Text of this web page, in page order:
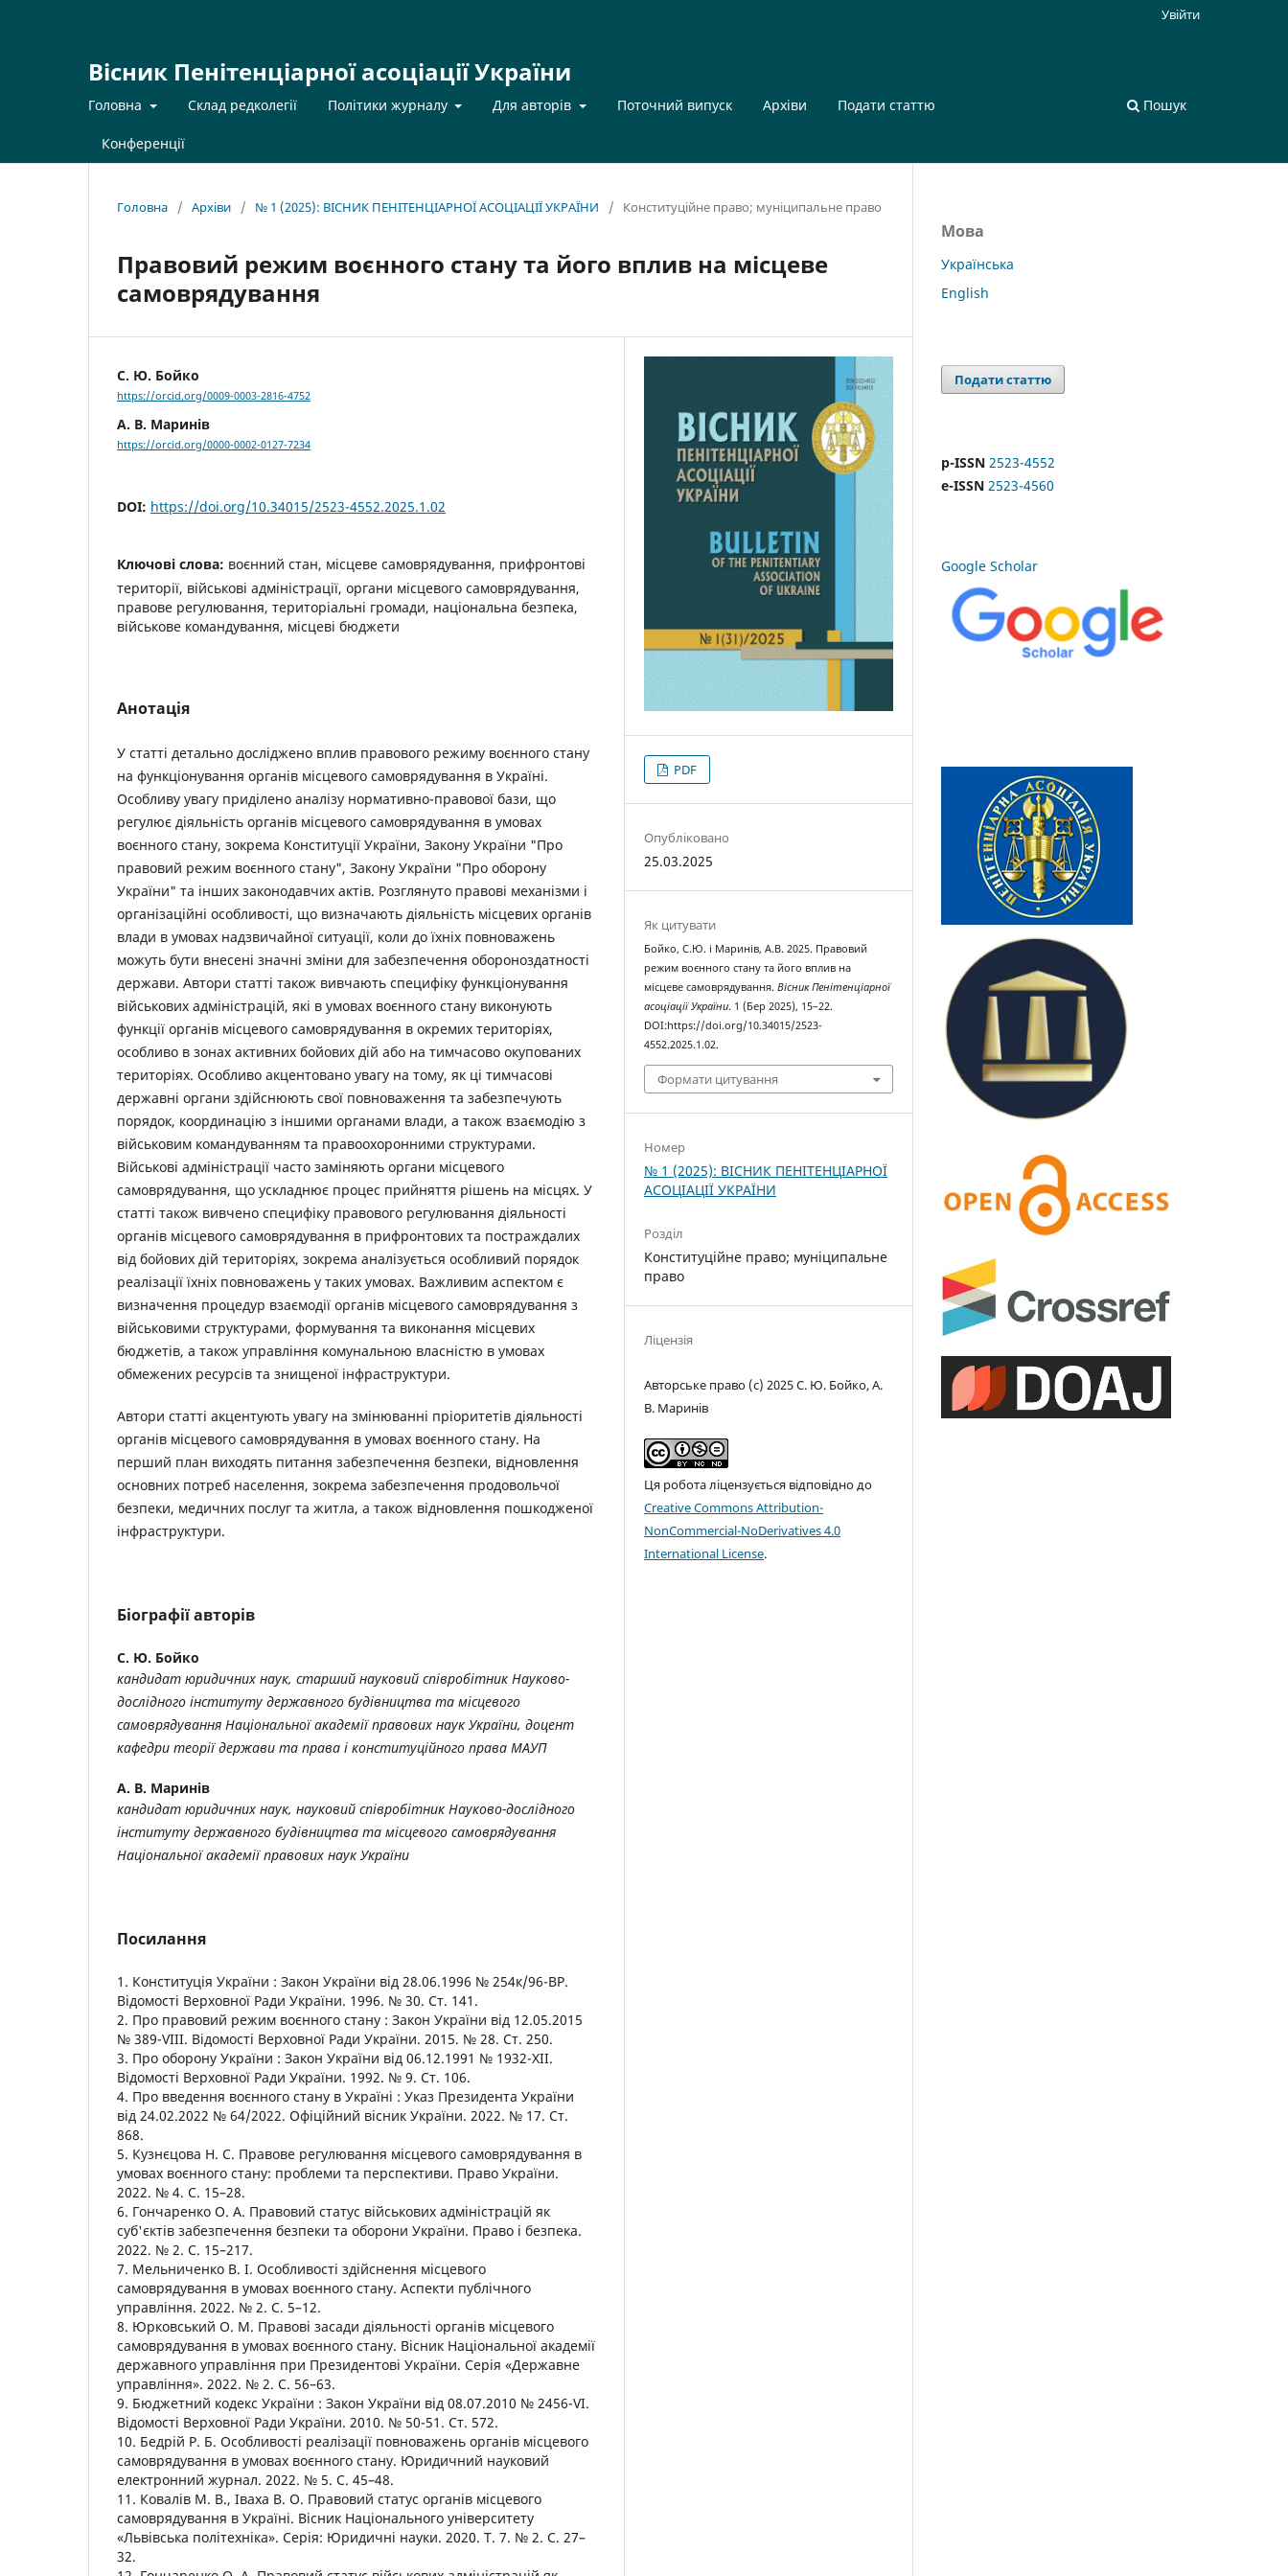
Вісник Пенітенціарної асоціації України
Головна Склад редколегії Політики журналу Для авторів Поточний випуск Архіви Подати статтю
Конференції
Пошук
Увійти
Головна / Архіви / № 1 (2025): ВІСНИК ПЕНІТЕНЦІАРНОЇ АСОЦІАЦІЇ УКРАЇНИ / Конституційне правo; муніципальне право
Правовий режим воєнного стану та його вплив на місцеве
самоврядування
С. Ю. Бойко
https://orcid.org/0009-0003-2816-4752
А. В. Маринів
https://orcid.org/0000-0002-0127-7234
DOI: https://doi.org/10.34015/2523-4552.2025.1.02
Ключові слова: воєнний стан, місцеве самоврядування, прифронтові
території, військові адміністрації, органи місцевого самоврядування,
правове регулювання, територіальні громади, національна безпека,
військове командування, місцеві бюджети
Анотація
У статті детально досліджено вплив правового режиму воєнного стану
на функціонування органів місцевого самоврядування в Україні.
Особливу увагу приділено аналізу нормативно-правової бази, що
регулює діяльність органів місцевого самоврядування в умовах
воєнного стану, зокрема Конституції України, Закону України "Про
правовий режим воєнного стану", Закону України "Про оборону
України" та інших законодавчих актів. Розглянуто правові механізми і
організаційні особливості, що визначають діяльність місцевих органів
влади в умовах надзвичайної ситуації, коли до їхніх повноважень
можуть бути внесені значні зміни для забезпечення обороноздатності
держави. Автори статті також вивчають специфіку функціонування
військових адміністрацій, які в умовах воєнного стану виконують
функції органів місцевого самоврядування в окремих територіях,
особливо в зонах активних бойових дій або на тимчасово окупованих
територіях. Особливо акцентовано увагу на тому, як ці тимчасові
державні органи здійснюють свої повноваження та забезпечують
порядок, координацію з іншими органами влади, а також взаємодію з
військовим командуванням та правоохоронними структурами.
Військові адміністрації часто заміняють органи місцевого
самоврядування, що ускладнює процес прийняття рішень на місцях. У
статті також вивчено специфіку правового регулювання діяльності
органів місцевого самоврядування в прифронтових та постраждалих
від бойових дій територіях, зокрема аналізується особливий порядок
реалізації їхніх повноважень у таких умовах. Важливим аспектом є
визначення процедур взаємодії органів місцевого самоврядування з
військовими структурами, формування та виконання місцевих
бюджетів, а також управління комунальною власністю в умовах
обмежених ресурсів та знищеної інфраструктури.
Автори статті акцентують увагу на змінюванні пріоритетів діяльності
органів місцевого самоврядування в умовах воєнного стану. На
перший план виходять питання забезпечення безпеки, відновлення
основних потреб населення, зокрема забезпечення продовольчої
безпеки, медичних послуг та житла, а також відновлення пошкодженої
інфраструктури.
Біографії авторів
С. Ю. Бойко
кандидат юридичних наук, старший науковий співробітник Науково-
дослідного інституту державного будівництва та місцевого
самоврядування Національної академії правових наук України, доцент
кафедри теорії держави та права і конституційного права МАУП
А. В. Маринів
кандидат юридичних наук, науковий співробітник Науково-дослідного
інституту державного будівництва та місцевого самоврядування
Національної академії правових наук України
Посилання
1. Конституція України : Закон України від 28.06.1996 № 254к/96-ВР.
Відомості Верховної Ради України. 1996. № 30. Ст. 141.
2. Про правовий режим воєнного стану : Закон України від 12.05.2015
№ 389-VIII. Відомості Верховної Ради України. 2015. № 28. Ст. 250.
3. Про оборону України : Закон України від 06.12.1991 № 1932-XII.
Відомості Верховної Ради України. 1992. № 9. Ст. 106.
4. Про введення воєнного стану в Україні : Указ Президента України
від 24.02.2022 № 64/2022. Офіційний вісник України. 2022. № 17. Ст.
868.
5. Кузнєцова Н. С. Правове регулювання місцевого самоврядування в
умовах воєнного стану: проблеми та перспективи. Право України.
2022. № 4. С. 15–28.
6. Гончаренко О. А. Правовий статус військових адміністрацій як
суб'єктів забезпечення безпеки та оборони України. Право і безпека.
2022. № 2. С. 15–217.
7. Мельниченко В. І. Особливості здійснення місцевого
самоврядування в умовах воєнного стану. Аспекти публічного
управління. 2022. № 2. С. 5–12.
8. Юрковський О. М. Правові засади діяльності органів місцевого
самоврядування в умовах воєнного стану. Вісник Національної академії
державного управління при Президентові України. Серія «Державне
управління». 2022. № 2. С. 56–63.
9. Бюджетний кодекс України : Закон України від 08.07.2010 № 2456-VI.
Відомості Верховної Ради України. 2010. № 50-51. Ст. 572.
10. Бедрій Р. Б. Особливості реалізації повноважень органів місцевого
самоврядування в умовах воєнного стану. Юридичний науковий
електронний журнал. 2022. № 5. С. 45–48.
11. Ковалів М. В., Іваха В. О. Правовий статус органів місцевого
самоврядування в Україні. Вісник Національного університету
«Львівська політехніка». Серія: Юридичні науки. 2020. Т. 7. № 2. С. 27–
32.
PDF
Опубліковано
25.03.2025
Як цитувати
Бойко, С.Ю. і Маринів, А.В. 2025. Правовий
режим воєнного стану та його вплив на
місцеве самоврядування.Вісник Пенітенціарної
асоціації України. 1 (Бер 2025), 15–22.
DOI:https://doi.org/10.34015/2523-
4552.2025.1.02.
Формати цитування
Номер
№ 1 (2025): ВІСНИК ПЕНІТЕНЦІАРНОЇ
АСОЦІАЦІЇ УКРАЇНИ
Розділ
Конституційне правo; муніципальне
право
Ліцензія
Авторське право (c) 2025 С. Ю. Бойко, А.
В. Маринів
Ця робота ліцензується відповідно до
Creative Commons Attribution-
NonCommercial-NoDerivatives 4.0
International License.
Мова
Українська
English
Подати статтю
p-ISSN 2523-4552
e-ISSN 2523-4560
Google Scholar